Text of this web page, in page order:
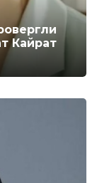
Кайрат